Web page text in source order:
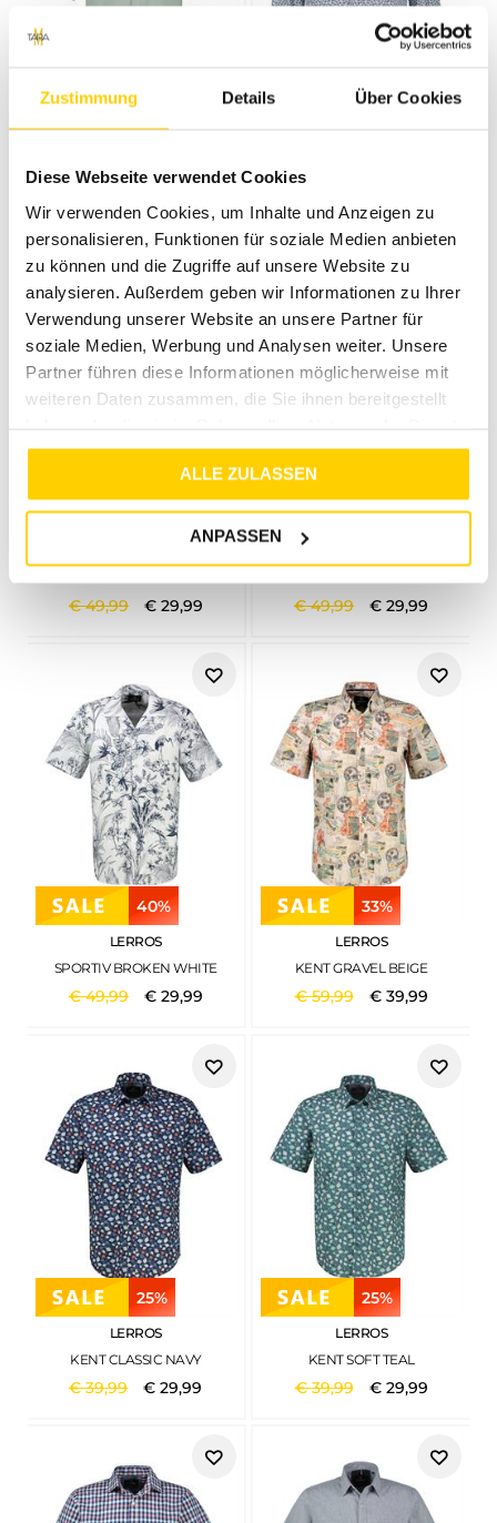
Zustimmung Details Über Cookies
Diese Webseite verwendet Cookies
Wir verwenden Cookies, um Inhalte und Anzeigen zu
personalisieren, Funktionen für soziale Medien anbieten
zu können und die Zugriffe auf unsere Website zu
analysieren. Außerdem geben wir Informationen zu Ihrer
Verwendung unserer Website an unsere Partner für
soziale Medien, Werbung und Analysen weiter. Unsere
Partner führen diese Informationen möglicherweise mit
weiteren Daten zusammen, die Sie ihnen bereitgestellt
gesammelt haben.
ALLE ZULASSEN
ANPASSEN
40%
KENT BAY GREEN
€49,99 €29,99
SPORTIV BROKEN WHITE
€49, 99 €29,99
40%
€49,99 € 29,99
40%
€49,99 €29,99
40%
LERROS
SPORTIV BROKEN WHITE
€49,99 € 29,99
33%
LERROS
KENT GRAVEL BEIGE
€59,99 € 39,99
25%
LERROS
KENT CLASSIC NAVY
€39,99 €29,99
25%
LERROS
KENT SOFT TEAL
€39,99 € 29,99